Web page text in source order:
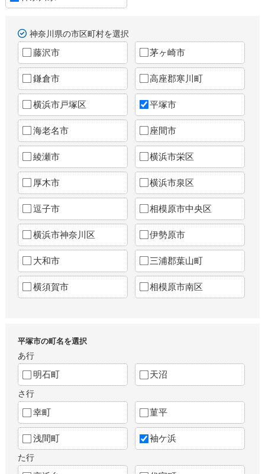
神奈川県の市区町村を選択
藤沢市 茅ヶ崎市
鎌倉市 高座郡寒川町
横浜市戸塚区 平塚市
海老名市 座間市
綾瀬市 横浜市栄区
厚木市 横浜市泉区
逗子市 相模原市中央区
横浜市神奈川区 伊勢原市
大和市 三浦郡葉山町
横須賀市 相模原市南区
平塚市の町名を選択
あ行
明石町 天沼
さ行
幸町 菫平
浅間町 袖ケ浜
た行